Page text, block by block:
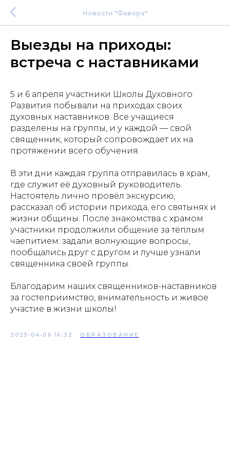
Новости "Фавора"
Выезды на приходы:
встреча с наставниками
5 и 6 апреля участники Школы Духовного
Развития побывали на приходах своих
духовных наставников. Все учащиеся
разделены на группы, и у каждой — свой
священник, который сопровождает их на
протяжении всего обучения.
В эти дни каждая группа отправилась в храм,
где служит её духовный руководитель.
Настоятель лично провёл экскурсию,
рассказал об истории прихода, его святынях и
жизни общины. После знакомства с храмом
участники продолжили общение за тёплым
чаепитием: задали волнующие вопросы,
пообщались друг с другом и лучше узнали
священника своей группы.
Благодарим наших священников-наставников
за гостеприимство, внимательность и живое
участие в жизни школы!
2025-04-06 16:32 ОБРАЗОВАНИЕ